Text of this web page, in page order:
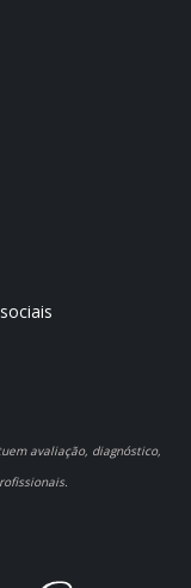
avaliação, diagnóstico,